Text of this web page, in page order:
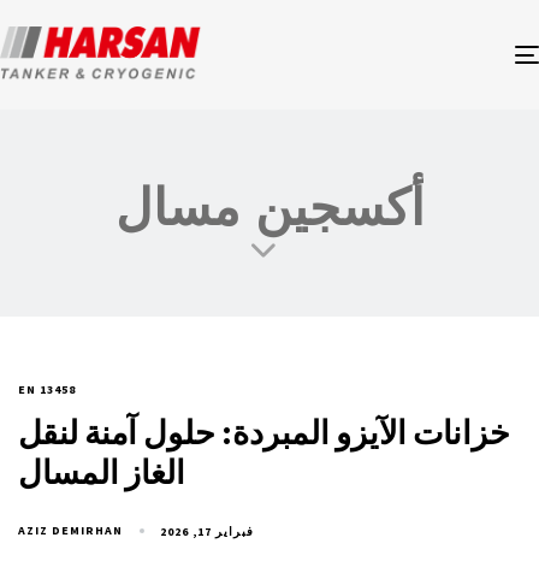
أكسجين مسال
EN 13458
خزانات الآيزو المبردة: حلول آمنة لنقل
الغاز المسال
AZIZ DEMIRHAN فبراير 17, 2026